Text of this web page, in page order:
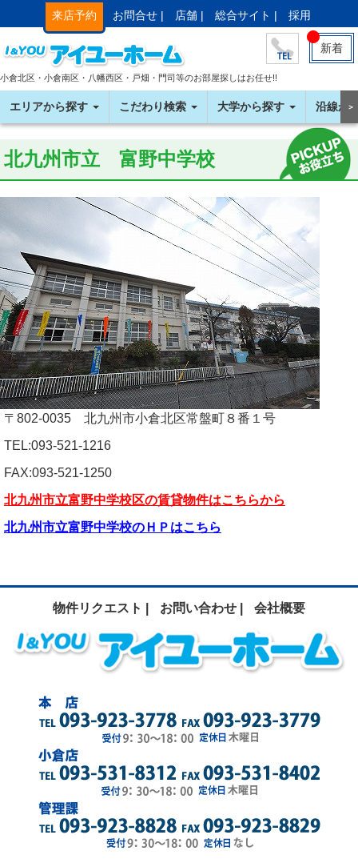
来店予約 お問合せ | 店舗 | 総合サイト | 採用
新着
小倉北区・小倉南区・八幡西区・戸畑・門司等のお部屋探しはお任せ!!
エリアから探す こだわり検索 大学から探す 沿線か＞
北九州市立 富野中学校
〒802-0035 北九州市小倉北区常盤町８番１号
TEL:093-521-1216
FAX:093-521-1250
北九州市立富野中学校区の賃貸物件はこちらから
北九州市立富野中学校のＨＰはこちら
物件リクエスト | お問い合わせ | 会社概要